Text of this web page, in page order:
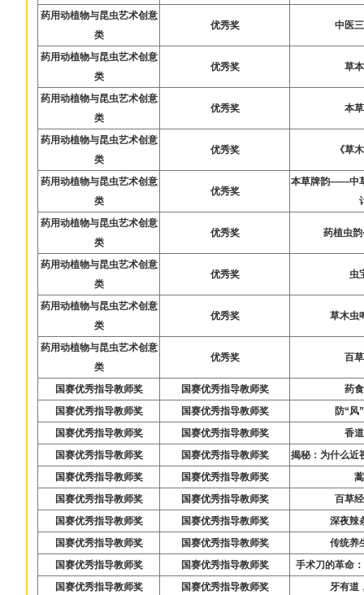
药用动植物与昆虫艺术创意
类
优秀奖 中医
药用动植物与昆虫艺术创意
类
优秀奖 草
药用动植物与昆虫艺术创意
类
优秀奖 本
药用动植物与昆虫艺术创意
类
优秀奖 《草
药用动植物与昆虫艺术创意
类
优秀奖
本草牌韵——中
药用动植物与昆虫艺术创意
类
优秀奖 药植虫韵
药用动植物与昆虫艺术创意
类
优秀奖 虫
药用动植物与昆虫艺术创意
类
优秀奖 草木虫
药用动植物与昆虫艺术创意
类
优秀奖 百
国赛优秀指导教师奖 国赛优秀指导教师奖
药
国赛优秀指导教师奖
国赛优秀指导教师奖
防“风
国赛优秀指导教师奖
国赛优秀指导教师奖
香
国赛优秀指导教师奖
国赛优秀指导教师奖
揭秘：为什么近
国赛优秀指导教师奖
国赛优秀指导教师奖
国赛优秀指导教师奖
国赛优秀指导教师奖
百草
国赛优秀指导教师奖
国赛优秀指导教师奖
深夜辣
国赛优秀指导教师奖
国赛优秀指导教师奖
传统养
国赛优秀指导教师奖
国赛优秀指导教师奖
手术刀的革命
国赛优秀指导教师奖
国赛优秀指导教师奖 牙有道